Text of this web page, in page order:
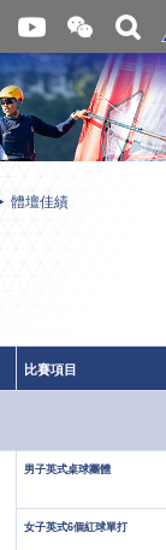
開
合
微
信
二
維
碼
關
搜
尋
體壇佳績
比賽項目
男子英式桌球團體
女子英式6個紅球單打